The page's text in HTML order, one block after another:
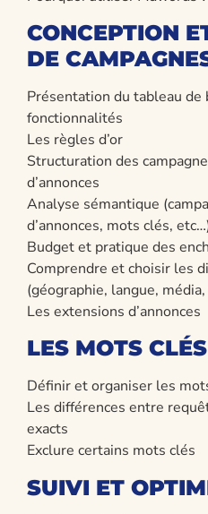
CONCEPTION
DE
Présentation du tableau de
fonctionnalités
Les règles d’or
Structuration des
d’annonces
Analyse sémantique
d’annonces, mots clés,
Budget et pratique des
Comprendre et choisir les
(géographie, langue,
Les extensions d’annonces
LES MOTS CLÉS
Définir et organiser les
Les différences entre
exacts
Exclure certains mots clés
SUIVI ET